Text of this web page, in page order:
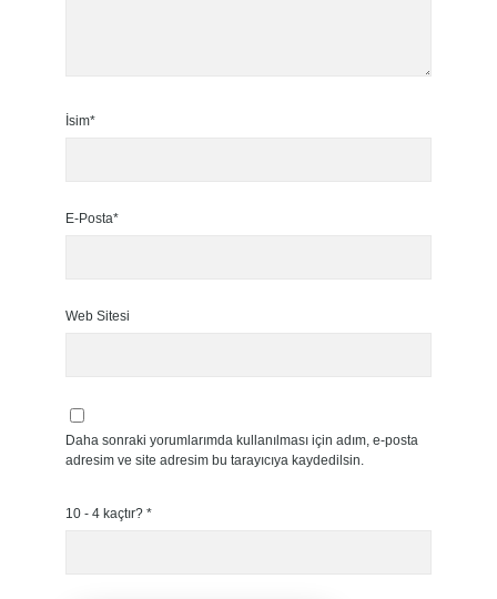
İsim*
E-Posta*
Web Sitesi
Daha sonraki yorumlarımda kullanılması için adım, e-posta
adresim ve site adresim bu tarayıcıya kaydedilsin.
10 - 4 kaçtır? *